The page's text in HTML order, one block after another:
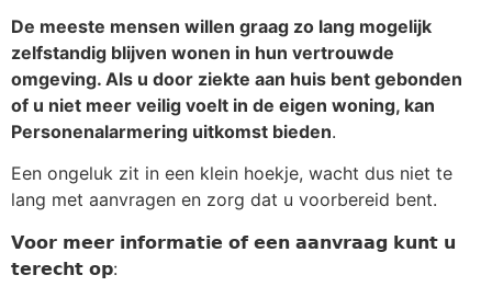
De meeste mensen willen graag zo lang mogelijk
zelfstandig blijven wonen in hun vertrouwde
omgeving. Als u door ziekte aan huis bent gebonden
of u niet meer veilig voelt in de eigen woning, kan
Personenalarmering uitkomst bieden.
Een ongeluk zit in een klein hoekje, wacht dus niet te
lang met aanvragen en zorg dat u voorbereid bent.
𝗩𝗼𝗼𝗿 𝗺𝗲𝗲𝗿 𝗶𝗻𝗳𝗼𝗿𝗺𝗮𝘁𝗶𝗲 𝗼𝗳 𝗲𝗲𝗻 𝗮𝗮𝗻𝘃𝗿𝗮𝗮𝗴 𝗸𝘂𝗻𝘁 𝘂
𝘁𝗲𝗿𝗲𝗰𝗵𝘁 𝗼𝗽: